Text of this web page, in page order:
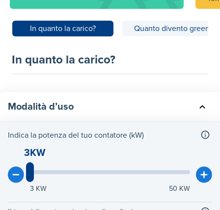
In quanto la carico? Quanto divento green?
In quanto la carico?
Modalità d’uso
Indica la potenza del tuo contatore (kW)
3KW
3 KW 50 KW